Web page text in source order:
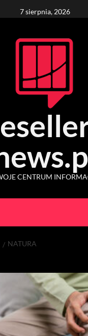
7 sierpnia, 2026
CENTRUM
NATURA